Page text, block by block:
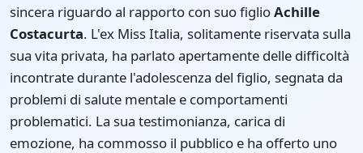
sincera riguardo al rapporto con suo figlioAchille
Costacurta. L'ex Miss Italia, solitamente riservata sulla
sua vita privata, ha parlato apertamente delle difficoltà
incontrate durante l'adolescenza del figlio, segnata da
problemi di salute mentale e comportamenti
problematici. La sua testimonianza, carica di
emozione, ha commosso il pubblico e ha offerto uno